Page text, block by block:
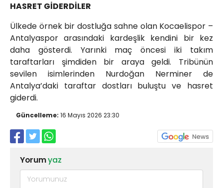
HASRET GİDERDİLER
Ülkede örnek bir dostluğa sahne olan Kocaelispor –
Antalyaspor arasındaki kardeşlik kendini bir kez
daha gösterdi. Yarınki maç öncesi iki takım
taraftarları şimdiden bir araya geldi. Tribünün
sevilen isimlerinden Nurdoğan Nerminer de
Antalya’daki taraftar dostları buluştu ve hasret
giderdi.
Güncelleme: 16 Mayıs 2026 23:30
Yorumyaz